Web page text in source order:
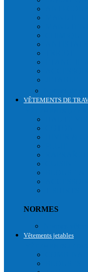
VÊTEMENTS DE
NORMES
Vêtements jetables